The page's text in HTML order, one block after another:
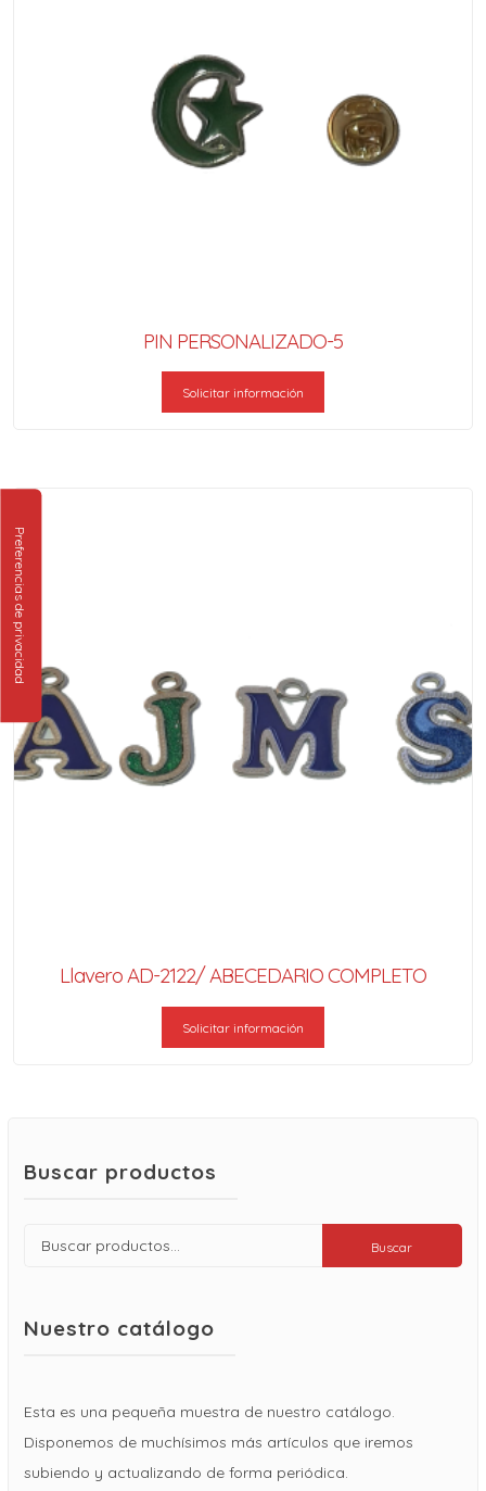
PIN PERSONALIZADO-5
Solicitar información
Llavero AD-2122/ ABECEDARIO COMPLETO
Solicitar información
Buscar productos
Buscar
Buscar
Nuestro catálogo
Esta es una pequeña muestra de nuestro catálogo.
Disponemos de muchísimos más artículos que iremos
subiendo y actualizando de forma periódica.